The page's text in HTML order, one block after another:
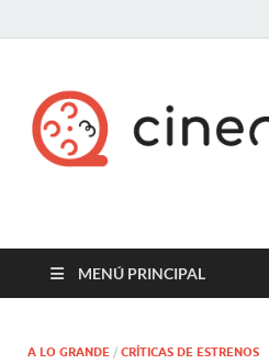
Cine
MENÚ PRINCIPAL
A LO GRANDE / CRÍTICAS DE ESTRENOS